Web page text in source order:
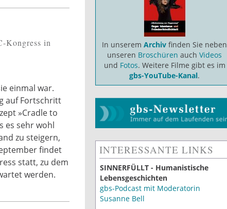
Kongress in
einmal war.
auf Fortschritt
»Cradle to
es sehr wohl
zu steigern,
findet
statt, zu dem
werden.
In unseremArchiv finden Sie neben
unseren Broschüren auch Videos
und Fotos. Weitere Filme gibt es im
gbs-YouTube-Kanal.
INTERESSANTE LINKS
SINNERFÜLLT - Humanistische
Lebensgeschichten
gbs-Podcast mit Moderatorin
Susanne Bell